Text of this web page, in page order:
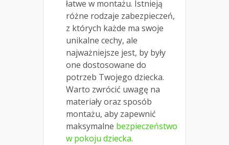
łatwe w montażu. Istnieją
różne rodzaje zabezpieczeń,
z których każde ma swoje
unikalne cechy, ale
najważniejsze jest, by były
one dostosowane do
potrzeb Twojego dziecka.
Warto zwrócić uwagę na
materiały oraz sposób
montażu, aby zapewnić
maksymalne bezpieczeństwo
w pokoju dziecka.